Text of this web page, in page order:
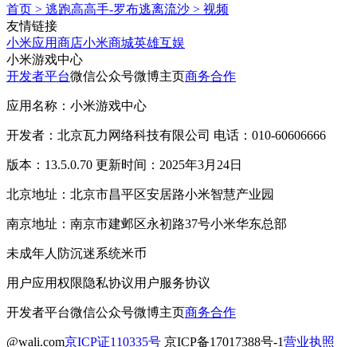
首页 > 逃跑高高手-罗布逃离流沙 > 视频
友情链接
小米应用商店小米商城英雄互娱
小米游戏中心
开发者平台微信公众号微博主页商务合作
应用名称：小米游戏中心
开发者：北京瓦力网络科技有限公司 电话：010-60606666
版本：13.5.0.70 更新时间：2025年3月24日
北京地址：北京市昌平区安居路小米智慧产业园
南京地址：南京市建邺区永初路37号小米华东总部
未成年人防沉迷系统米币
用户应用权限隐私协议用户服务协议
开发者平台微信公众号微博主页商务合作
@wali.com京ICP证110335号 京ICP备17017388号-1营业执照